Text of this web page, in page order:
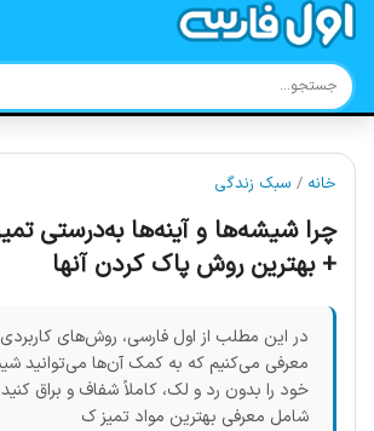
خانه / سبک زندگی
چرا شیشه‌ها و آینه‌ها به‌درستی
+ بهترین روش پاک کردن آنها
در این مطلب از اول فارسی، روش‌های
معرفی می‌کنیم که به کمک آن‌ها می‌توانید
خود را بدون رد و لک، کاملاً شفاف و براق
شامل معرفی بهترین مواد تمیز ک